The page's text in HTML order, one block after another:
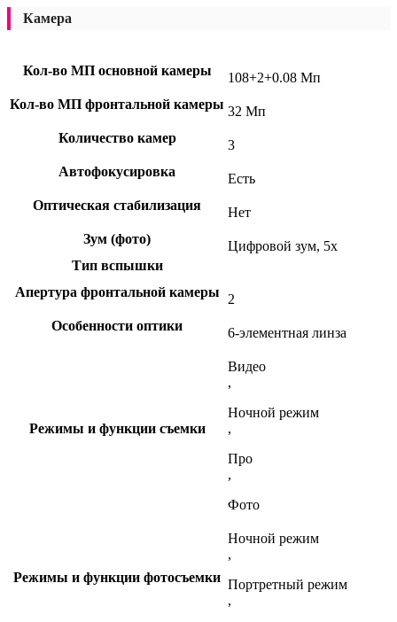
Камера
Кол-во МП основной камеры
108+2+0.08 Мп
Кол-во МП фронтальной камеры 32 Мп
Количество камер
3
Автофокусировка
Есть
Оптическая стабилизация
Нет
Зум (фото)
Цифровой зум, 5x
Тип вспышки
Апертура фронтальной камеры
2
Особенности оптики
6-элементная линза
Режимы и функции съемки
Видео
,
Ночной режим
,
Про
,
Фото
Режимы и функции фотосъемки
Ночной режим
,
Портретный режим
,